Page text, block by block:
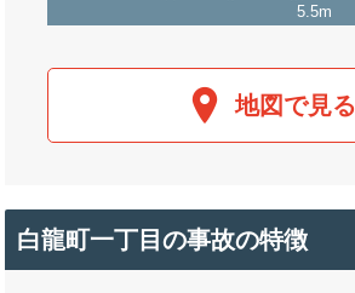
5.5m
地図で見る
白龍町一丁目の事故の特徴